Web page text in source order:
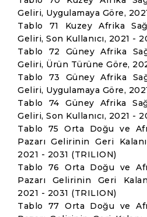
Geliri, Uygulamaya Göre,
Tablo 71 Kuzey Afrika
Geliri, Son Kullanıcı, 2021 -
Tablo 72 Güney Afrika
Geliri, Ürün Türüne Göre,
Tablo 73 Güney Afrika
Geliri, Uygulamaya Göre,
Tablo 74 Güney Afrika
Geliri, Son Kullanıcı, 2021 -
Tablo 75 Orta Doğu ve
Pazarı Gelirinin Geri
2021 - 2031 (TRILION)
Tablo 76 Orta Doğu ve
Pazarı Gelirinin Geri
2021 - 2031 (TRILION)
Tablo 77 Orta Doğu ve